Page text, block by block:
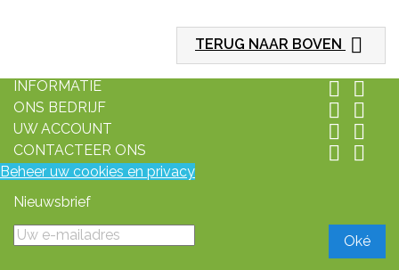
TERUG NAAR BOVEN 
INFORMATIE  
ONS BEDRIJF  
UW ACCOUNT  
CONTACTEER ONS  
Beheer uw cookies en privacy
Nieuwsbrief